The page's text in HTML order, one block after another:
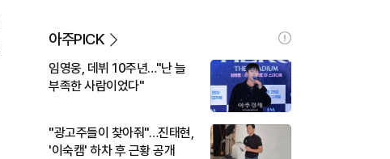
아주PICK
임영웅, 데뷔 10주년…"난 늘
부족한 사람이었다"
"광고주들이 찾아줘"…진태현,
'이숙캠' 하차 후 근황 공개